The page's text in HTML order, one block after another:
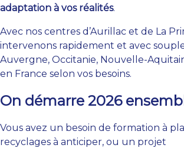
adaptation à vos réalités.
Avec nos centres d’Aurillac et de La
intervenons rapidement et avec
Auvergne, Occitanie, Nouvelle-
en France selon vos besoins.
On démarre 2026
Vous avez un besoin de formation à
recyclages à anticiper, ou un projet